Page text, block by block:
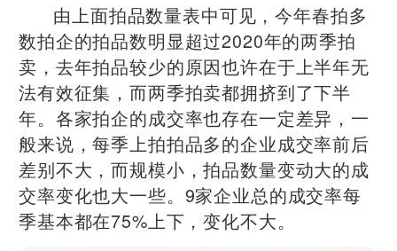
由上面拍品数量表中可见，今年春拍多
数拍企的拍品数明显超过2020年的两季拍
卖，去年拍品较少的原因也许在于上半年无
法有效征集，而两季拍卖都拥挤到了下半
年。各家拍企的成交率也存在一定差异，一
般来说，每季上拍拍品多的企业成交率前后
差别不大，而规模小，拍品数量变动大的成
交率变化也大一些。9家企业总的成交率每
季基本都在75%上下，变化不大。